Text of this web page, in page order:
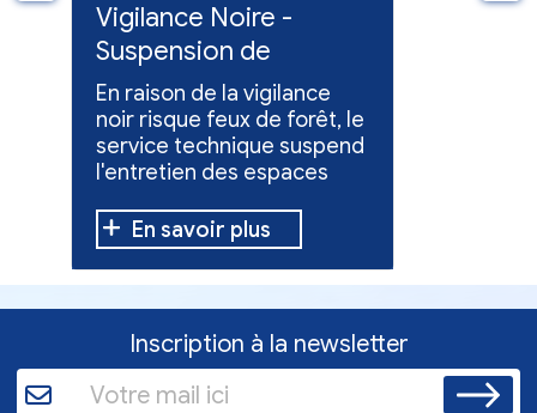
Vigilance Noire -
Suspension de
l'entretien des
espaces verts
En raison de la vigilance
noir risque feux de forêt, le
service technique suspend
l'entretien des espaces
En savoir plus
Feux
Inscription à la newsletter